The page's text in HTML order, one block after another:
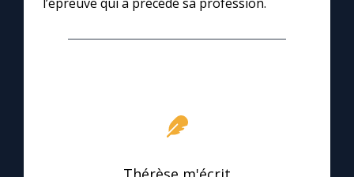
Mes intentions de prière